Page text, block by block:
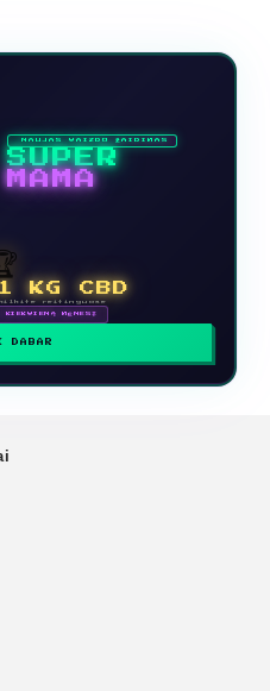
NAUJAS VAIZDO ŽAIDIMAS
SUPER
MAMA
KG CBD
reitinguose
KIEKVIENĄ MĖNESĮ
DABAR